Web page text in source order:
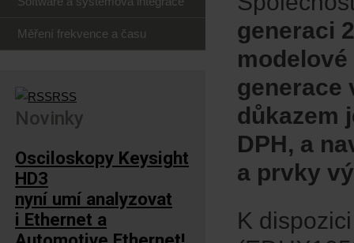
generaci
modelové
generace
důkazem
DPH, a
a prvky
K
Měření frekvence a času
RSS
Novinky
Osciloskopy Keysight
HD3
nyní umí analyzovat
i Ethernet a